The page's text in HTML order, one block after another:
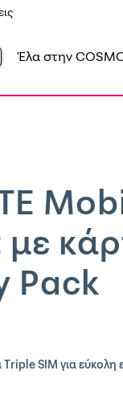
Έλα στην
Pack
Triple SIM για εύκολη